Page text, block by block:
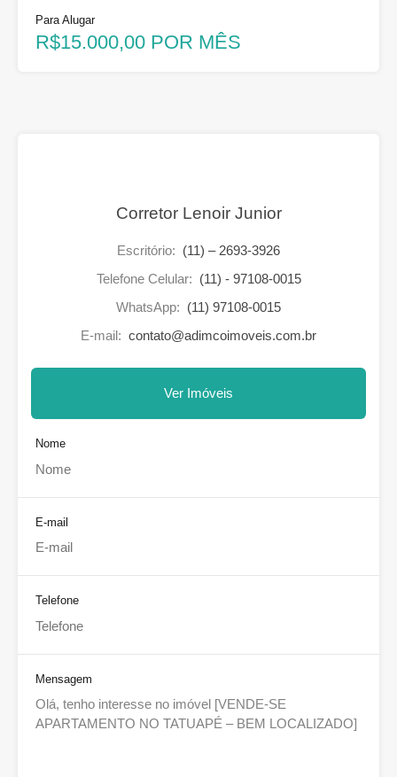
Para Alugar
R$15.000,00 POR MÊS
Corretor Lenoir Junior
Escritório: (11) – 2693-3926
Telefone Celular: (11) - 97108-0015
WhatsApp: (11) 97108-0015
E-mail: contato@adimcoimoveis.com.br
Ver Imóveis
Nome
E-mail
Telefone
Mensagem